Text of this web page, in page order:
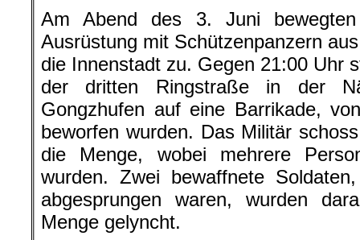
Am Abend des 3. Juni
Ausrüstung mit Schützenpanzern
die Innenstadt zu. Gegen 21:00 Uhr
der dritten Ringstraße in der
Gongzhufen auf eine Barrikade,
beworfen wurden. Das Militär
die Menge, wobei mehrere
wurden. Zwei bewaffnete
abgesprungen waren, wurden
Menge gelyncht.